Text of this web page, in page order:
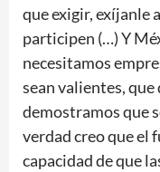
que exigir, exíjanle
participen (…) Y
necesitamos
sean valientes,
demostramos que
verdad creo que el
capacidad de que